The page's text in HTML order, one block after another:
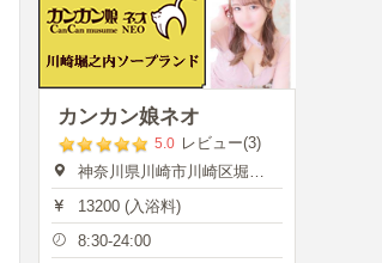
カンカン娘ネオ
5.0 レビュー(3)
神奈川県川崎市川崎区堀之内町13
13200 (入浴料)
8:30-24:00